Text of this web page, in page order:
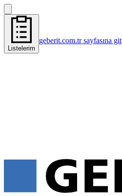
Listelerim
geberit.com.tr sayfasına git